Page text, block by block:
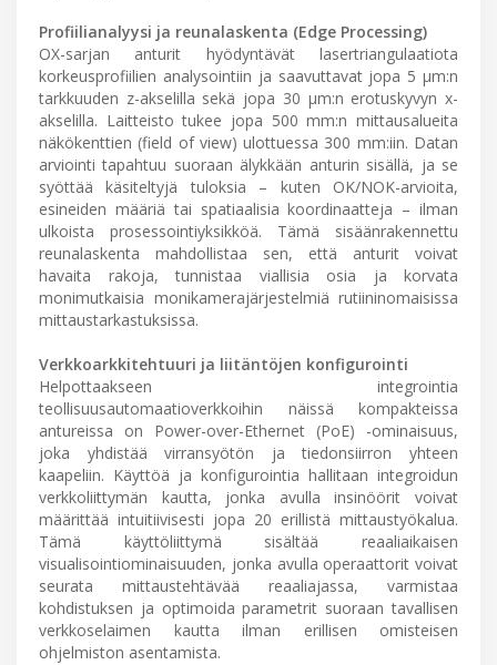
Profiilianalyysi ja reunalaskenta (Edge Processing)
OX-sarjan anturit hyödyntävät lasertriangulaatiota
korkeusprofiilien analysointiin ja saavuttavat jopa 5 µm:n
tarkkuuden z-akselilla sekä jopa 30 µm:n erotuskyvyn x-
akselilla. Laitteisto tukee jopa 500 mm:n mittausalueita
näkökenttien (field of view) ulottuessa 300 mm:iin. Datan
arviointi tapahtuu suoraan älykkään anturin sisällä, ja se
syöttää käsiteltyjä tuloksia – kuten OK/NOK-arvioita,
esineiden määriä tai spatiaalisia koordinaatteja – ilman
ulkoista prosessointiyksikköä. Tämä sisäänrakennettu
reunalaskenta mahdollistaa sen, että anturit voivat
havaita rakoja, tunnistaa viallisia osia ja korvata
monimutkaisia monikamerajärjestelmiä rutiininomaisissa
mittaustarkastuksissa.
Verkkoarkkitehtuuri ja liitäntöjen konfigurointi
Helpottaakseen integrointia
teollisuusautomaatioverkkoihin näissä kompakteissa
antureissa on Power-over-Ethernet (PoE) -ominaisuus,
joka yhdistää virransyötön ja tiedonsiirron yhteen
kaapeliin. Käyttöä ja konfigurointia hallitaan integroidun
verkkoliittymän kautta, jonka avulla insinöörit voivat
määrittää intuitiivisesti jopa 20 erillistä mittaustyökalua.
Tämä käyttöliittymä sisältää reaaliaikaisen
visualisointiominaisuuden, jonka avulla operaattorit voivat
seurata mittaustehtävää reaaliajassa, varmistaa
kohdistuksen ja optimoida parametrit suoraan tavallisen
verkkoselaimen kautta ilman erillisen omisteisen
ohjelmiston asentamista.